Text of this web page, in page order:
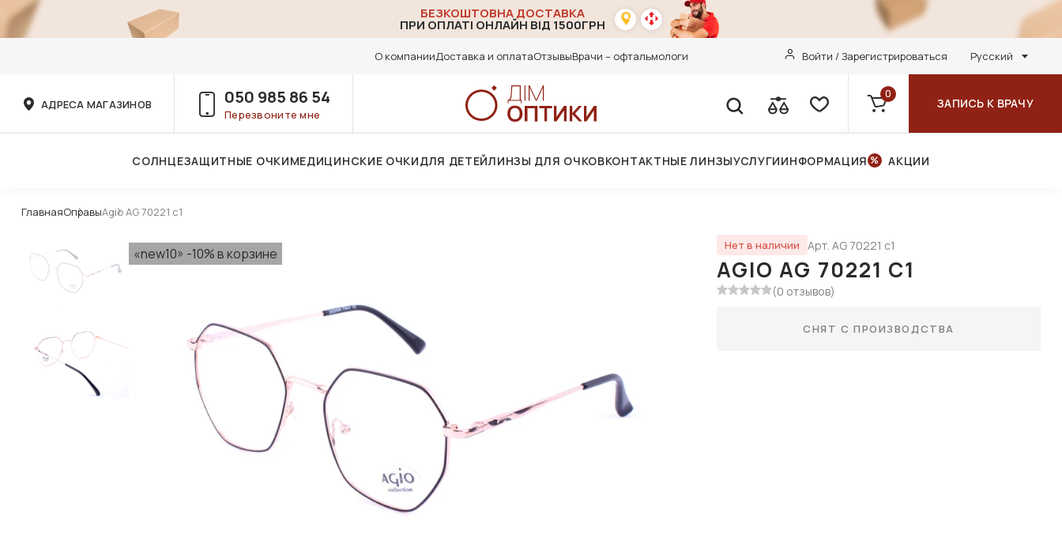
БЕЗКОШТОВНА ДОСТАВКА
ПРИ ОПЛАТІ ОНЛАЙН ВІД 1500ГРН
О компанииДоставка и оплатаОтзывыВрачи – офтальмологи Войти / Зарегистрироваться Русский
АДРЕСА МАГАЗИНОВ 050 985 86 54
Перезвоните мне
0
ЗАПИСЬ К ВРАЧУ
СОЛНЦЕЗАЩИТНЫЕ ОЧКИМЕДИЦИНСКИЕ ОЧКИДЛЯ ДЕТЕЙЛИНЗЫ ДЛЯ ОЧКОВКОНТАКТНЫЕ ЛИНЗЫУСЛУГИИНФОРМАЦИЯ АКЦИИ
ГлавнаяОправыAgio AG 70221 с1
«new10» -10% в корзине Нет в наличии Арт. AG 70221 с1
AGIO AG 70221 С1
(0 отзывов)
СНЯТ С ПРОИЗВОДСТВА